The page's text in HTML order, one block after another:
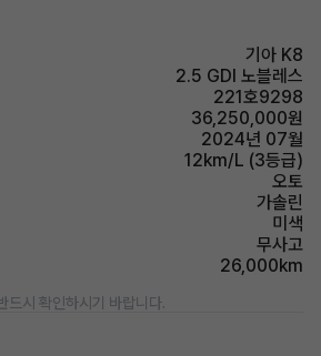
기아 K8
2.5 GDI 노블레스
221호9298
36,250,000원
2024년 07월
12km/L (3등급)
오토
가솔린
미색
무사고
26,000km
드시 확인하시기 바랍니다.